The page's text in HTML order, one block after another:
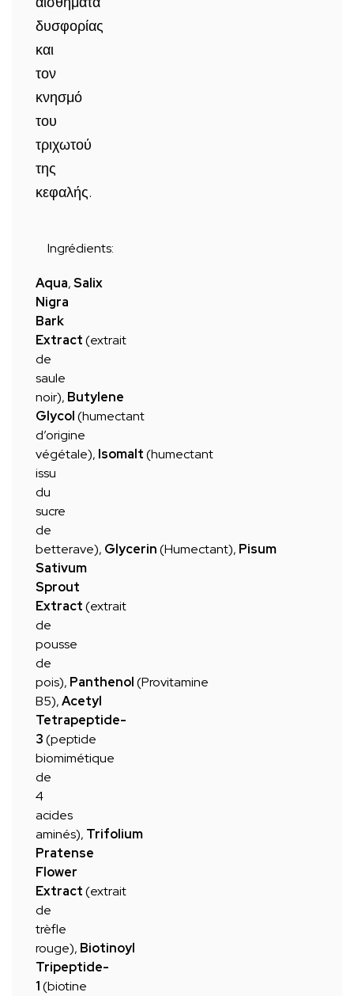
δυσφορίας
και
τον
κνησμό
του
τριχωτού
της
κεφαλής.
Ingrédients:
Aqua,Salix
Nigra
Bark
Extract(extrait
de
saule
noir), Butylene
Glycol(humectant
d’origine
végétale), Isomalt(humectant
issu
du
sucre
de
betterave), Glycerin(Humectant), Pisum
Sativum
Sprout
Extract(extrait
de
pousse
de
pois), Panthenol(Provitamine
B5),Acetyl
Tetrapeptide-
3(peptide
biomimétique
de
4
acides
aminés), Trifolium
Pratense
Flower
Extract(extrait
de
trèfle
rouge), Biotinoyl
Tripeptide-
1(biotine